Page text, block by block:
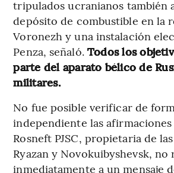
tripulados ucranianos también
depósito de combustible en la
Voronezh y una instalación
Penza, señaló. Todos los
parte del aparato bélico de
militares.
No fue posible verificar de
independiente las
Rosneft PJSC, propietaria de
Ryazan y Novokuibyshevsk, no
inmediatamente a un mensaje